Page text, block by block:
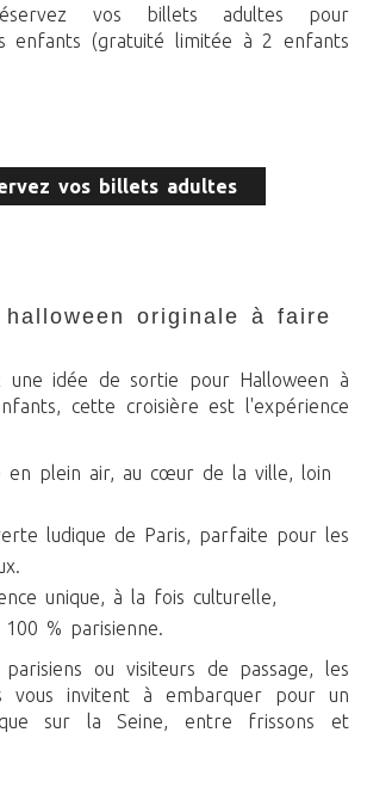
vos billets adultes pour
enfants (gratuité limitée à 2 enfants
vos billets adultes
une idée de sortie pour Halloween à
cette croisière est l'expérience
en plein air, au cœur de la ville, loin
ludique de Paris, parfaite pour les
unique, à la fois culturelle,
% parisienne.
ou visiteurs de passage, les
vous invitent à embarquer pour un
sur la Seine, entre frissons et